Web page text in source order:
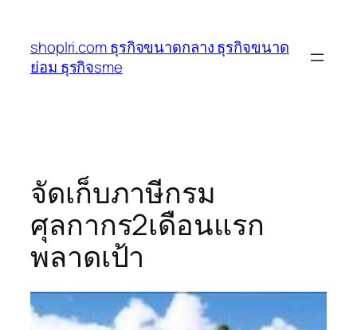
เนื้อหา
shoplri.com ธุรกิจขนาดกลาง ธุรกิจขนาด
ย่อม ธุรกิจsme
จัดเก็บภาษีกรม
ศุลกากร2เดือนแรก
พลาดเป้า